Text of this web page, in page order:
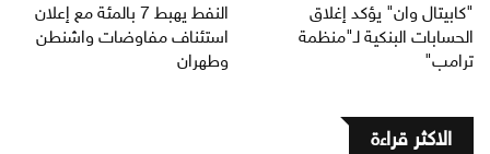
"كابيتال وان" يؤكد إغلاق
الحسابات البنكية لـ"منظمة
ترامب"
النفط يهبط 7 بالمئة مع إعلان
استئناف مفاوضات واشنطن
وطهران
الاكثر قراءة